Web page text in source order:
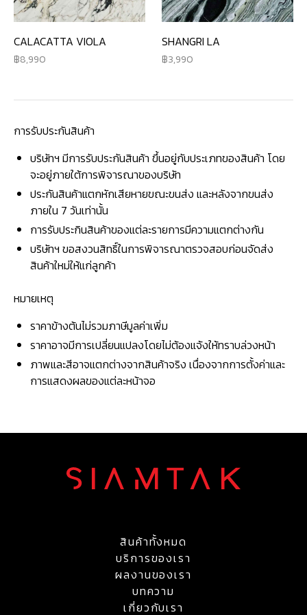
CALACATTA VIOLA
8,990
SHANGRI LA
3,990
การรับประกันสินค้า
บริษัทฯ มีการรับประกันสินค้า ขึ้นอยู่กับประเภทของสินค้า โดย
จะอยู่ภายใต้การพิจารณาของบริษัท
ประกันสินค้าแตกหักเสียหายขณะขนส่ง และหลังจากขนส่ง
ภายใน 7 วันเท่านั้น
การรับประกินสินค้าของแต่ละรายการมีความแตกต่างกัน
บริษัทฯ ขอสงวนสิทธิ์ในการพิจารณาตรวจสอบก่อนจัดส่ง
สินค้าใหม่ให้แก่ลูกค้า
หมายเหตุ
ราคาข้างต้นไม่รวมภาษีมูลค่าเพิ่ม
ราคาอาจมีการเปลี่ยนแปลงโดยไม่ต้องแจ้งให้ทราบล่วงหน้า
ภาพและสีอาจแตกต่างจากสินค้าจริง เนื่องจากการตั้งค่าและ
การแสดงผลของแต่ละหน้าจอ
สินค้าทั้งหมด
บริการของเรา
ผลงานของเรา
บทความ
เกี่ยวกับเรา